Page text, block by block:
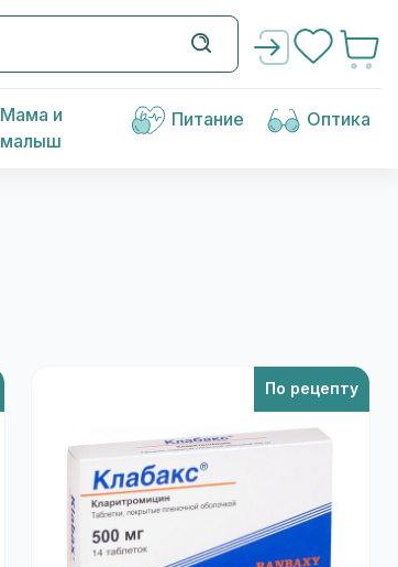
Мама и
малыш
Питание Оптика
По рецепту